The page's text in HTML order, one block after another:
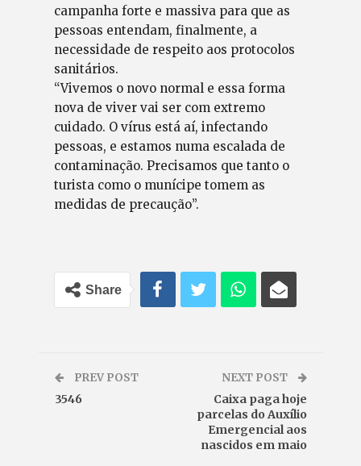
campanha forte e massiva para que as
pessoas entendam, finalmente, a
necessidade de respeito aos protocolos
sanitários.
“Vivemos o novo normal e essa forma
nova de viver vai ser com extremo
cuidado. O vírus está aí, infectando
pessoas, e estamos numa escalada de
contaminação. Precisamos que tanto o
turista como o munícipe tomem as
medidas de precaução”.
Share
PREV POST
3546
NEXT POST
Caixa paga hoje
parcelas do Auxílio
Emergencial aos
nascidos em maio